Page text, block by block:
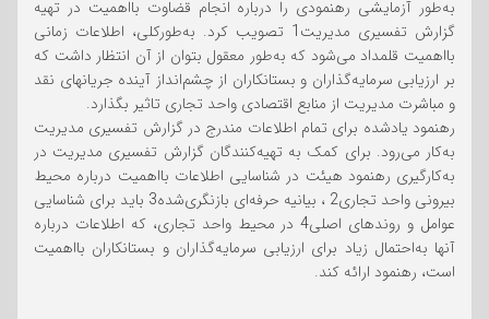
به‌طور آزمایشی رهنمودی را درباره انجام قضاوت بااهمیت در تهیه
گزارش تفسیری مدیریت1 تصویب کرد. به‌طورکلی، اطلاعات زمانی
بااهمیت قلمداد می‌شود که به‌طور معقول بتوان از آن انتظار داشت که
بر ارزیابی سرمایه‌گذاران و بستانکاران از چشم‌انداز آینده جریانهای نقد
و مباشرت مدیریت از منابع اقتصادی واحد تجاری تاثیر بگذارد.
رهنمود یادشده برای تمام اطلاعات مندرج در گزارش تفسیری مدیریت
به‌کار می‌رود. برای کمک به تهیه‌کنندگان گزارش تفسیری مدیریت در
به‌کارگیری رهنمود هیئت در شناسایی اطلاعات بااهمیت درباره محیط
بیرونی واحد تجاری2 ، بیانیه حرفه‌ای بازنگری‌شده3 باید برای شناسایی
عوامل و روندهای اصلی4 در محیط واحد تجاری، که اطلاعات درباره
آنها به‌احتمال زیاد برای ارزیابی سرمایه‌گذاران و بستانکاران بااهمیت
است، رهنمود ارائه کند.